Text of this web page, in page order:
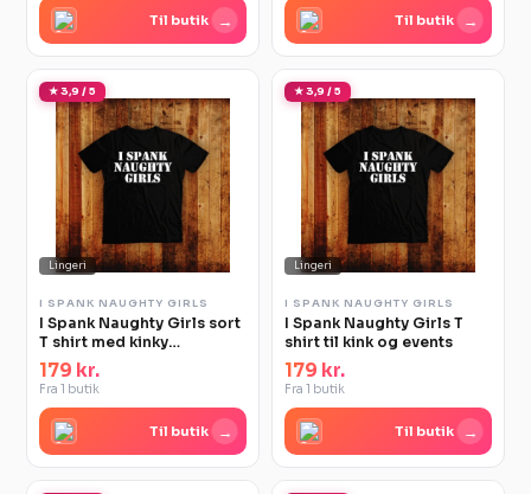
Til butik → Til butik →
★ 3,9 / 5
Lingeri
I SPANK NAUGHTY GIRLS
I Spank Naughty Girls sort
T shirt med kinky
statement
179 kr.
Fra 1 butik
Til butik →
★ 3,9 / 5
Lingeri
I SPANK NAUGHTY GIRLS
I Spank Naughty Girls T
shirt til kink og events
179 kr.
Fra 1 butik
Til butik →